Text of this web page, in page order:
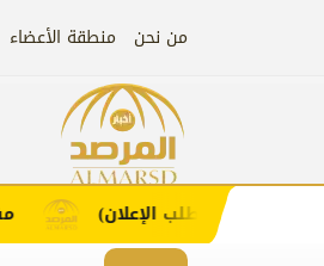
من نحن منطقة الأعضاء
مفارش (اضغط لطلب الإعلان)